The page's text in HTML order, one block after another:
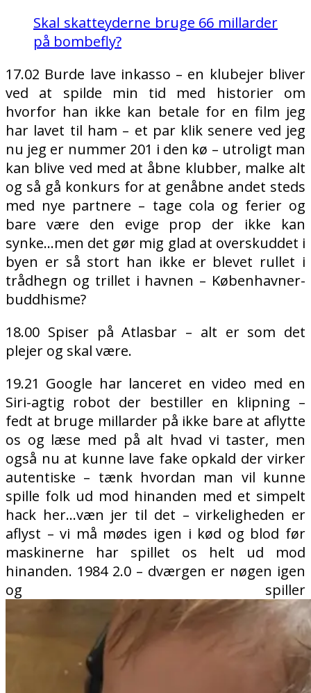
Skal skatteyderne bruge 66 millarder
på bombefly?
17.02 Burde lave inkasso – en klubejer bliver
ved at spilde min tid med historier om
hvorfor han ikke kan betale for en film jeg
har lavet til ham – et par klik senere ved jeg
nu jeg er nummer 201 i den kø – utroligt man
kan blive ved med at åbne klubber, malke alt
og så gå konkurs for at genåbne andet steds
med nye partnere – tage cola og ferier og
bare være den evige prop der ikke kan
synke…men det gør mig glad at overskuddet i
byen er så stort han ikke er blevet rullet i
trådhegn og trillet i havnen – Københavner-
buddhisme?
18.00 Spiser på Atlasbar – alt er som det
plejer og skal være.
19.21 Google har lanceret en video med en
Siri-agtig robot der bestiller en klipning –
fedt at bruge millarder på ikke bare at aflytte
os og læse med på alt hvad vi taster, men
også nu at kunne lave fake opkald der virker
autentiske – tænk hvordan man vil kunne
spille folk ud mod hinanden med et simpelt
hack her…væn jer til det – virkeligheden er
aflyst – vi må mødes igen i kød og blod før
maskinerne har spillet os helt ud mod
hinanden. 1984 2.0 – dværgen er nøgen igen
og spiller